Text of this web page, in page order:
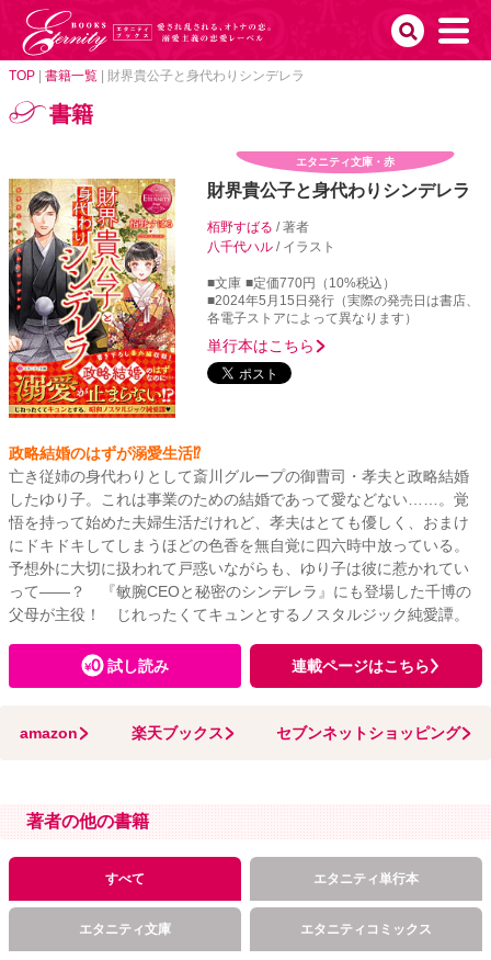
TOP 書籍一覧 財界貴公子と身代わりシンデレラ
書籍
エタニティ文庫・赤
財界貴公子と身代わりシンデレラ
栢野すばる/ 著者
八千代ハル / イラスト
■文庫 ■定価770円（10%税込）
■2024年5月15日発行（実際の発売日は書店、
各電子ストアによって異なります）
単行本はこちら
政略結婚のはずが溺愛生活⁉
亡き従姉の身代わりとして斎川グループの御曹司・孝夫と政略結婚
したゆり子。これは事業のための結婚であって愛などない……。覚
悟を持って始めた夫婦生活だけれど、孝夫はとても優しく、おまけ
にドキドキしてしまうほどの色香を無自覚に四六時中放っている。
予想外に大切に扱われて戸惑いながらも、ゆり子は彼に惹かれてい
って――？ 『敏腕CEOと秘密のシンデレラ』にも登場した千博の
父母が主役！ じれったくてキュンとするノスタルジック純愛譚。
試し読み 連載ページはこちら
amazon 楽天ブックス セブンネットショッピング
著者の他の書籍
すべて エタニティ単行本
エタニティ文庫 エタニティコミックス